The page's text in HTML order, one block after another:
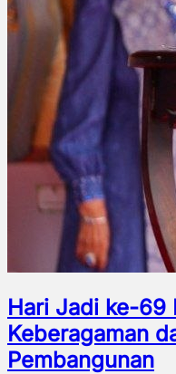
Hari Jadi ke-69
Keberagaman
Pembangunan